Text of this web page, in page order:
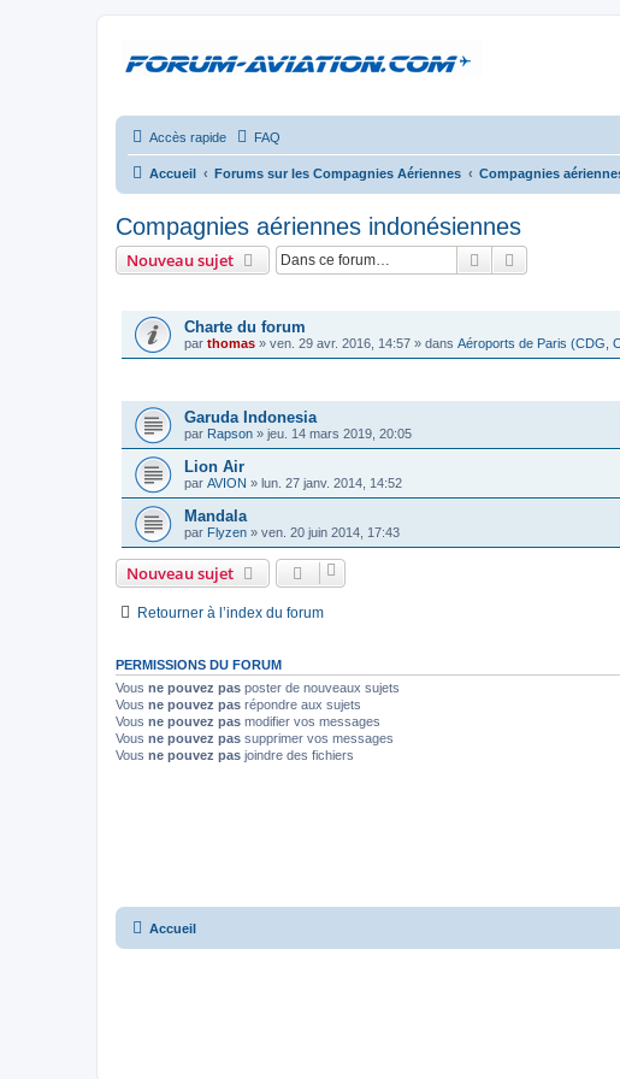
Accès rapide FAQ
Accueil Forums sur les Compagnies Aériennes Compagnies
Compagnies aériennes indonésiennes
Nouveau sujet Rechercher
Charte du forum
par thomas » ven. 29 avr. 2016, 14:57 » dans Aéroports de Paris (CDG,
Garuda Indonesia
par Rapson » jeu. 14 mars 2019, 20:05
Lion Air
par AVION » lun. 27 janv. 2014, 14:52
Mandala
par Flyzen » ven. 20 juin 2014, 17:43
Nouveau sujet
Retourner à l’index du forum
PERMISSIONS DU FORUM
Vous ne pouvez pas poster de nouveaux sujets
Vous ne pouvez pas répondre aux sujets
Vous ne pouvez pas modifier vos messages
Vous ne pouvez pas supprimer vos messages
Vous ne pouvez pas joindre des fichiers
Accueil